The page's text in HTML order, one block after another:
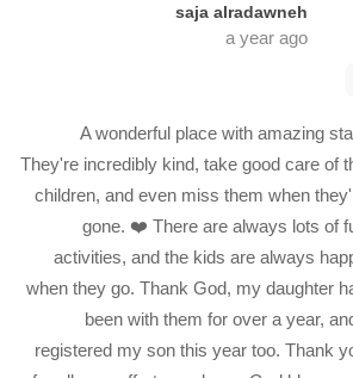
saja alradawneh
a year ago
A wonderful place with amazing
They're incredibly kind, take good care of
children, and even miss them when
gone. ❤️ There are always lots of
activities, and the kids are always
when they go. Thank God, my daughter
been with them for over a year,
registered my son this year too. Thank